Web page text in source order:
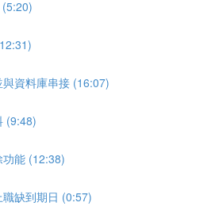
資料庫串接 (16:07)
(9:48)
能 (12:38)
缺到期日 (0:57)